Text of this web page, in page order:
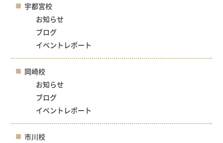
宇都宮校
お知らせ
ブログ
イベントレポート
岡崎校
お知らせ
ブログ
イベントレポート
市川校